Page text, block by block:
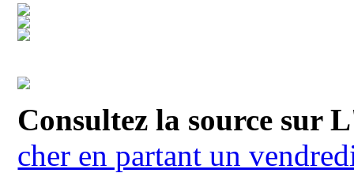
Consultez la source sur
cher en partant un